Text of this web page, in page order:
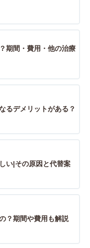
期間・費用・他の治療
るデメリットがある？
い|その原因と代替案
？期間や費用も解説